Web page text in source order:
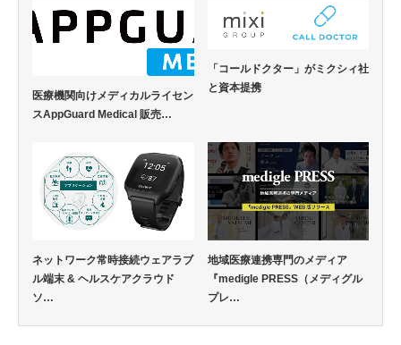
医療機関向けメディカルライセン
スAppGuard Medical 販売…
「コールドクター」がミクシィ社
と資本提携
ネットワーク常時接続ウェアラブ
ル端末 & ヘルスケアクラウド
ソ…
地域医療連携専門のメディア
『medigle PRESS（メディグル
プレ…